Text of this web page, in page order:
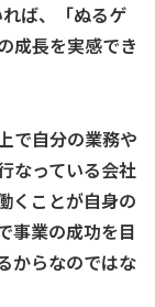
ば、「ぬるゲ
成長を実感でき
で自分の業務や
なっている会社
くことが自身の
事業の成功を目
からなのではな